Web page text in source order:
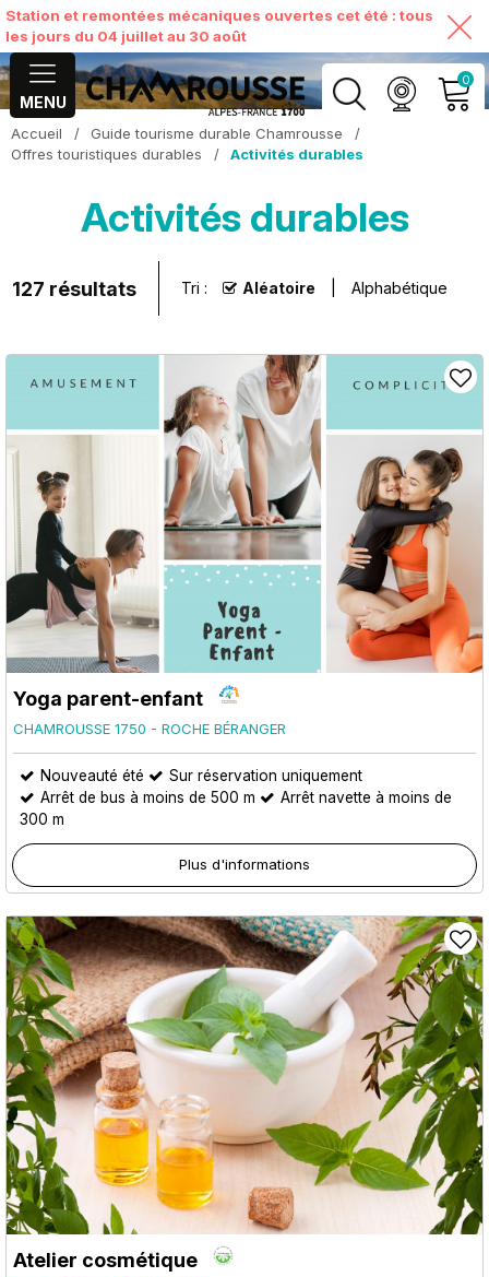
Station et remontées mécaniques ouvertes cet été : tous
les jours du 04 juillet au 30 août
MENU
0
MON COMPTE
VOIR MON PANIER
Accueil / Guide tourisme durable Chamrousse
/
Offres touristiques durables
/ Activités durables
Activités durables
127 résultats Tri : Aléatoire Alphabétique
Yoga parent-enfant
CHAMROUSSE 1750 - ROCHE BÉRANGER
Nouveauté été
Sur réservation uniquement
Arrêt de bus à moins de 500 m
Arrêt navette à moins de
300 m
Plus d'informations
Atelier cosmétique